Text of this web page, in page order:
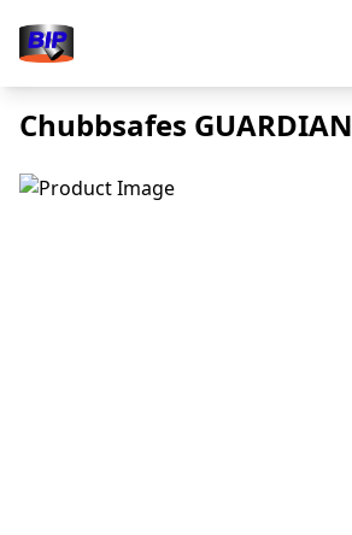
Chubbsafes GUARDIAN